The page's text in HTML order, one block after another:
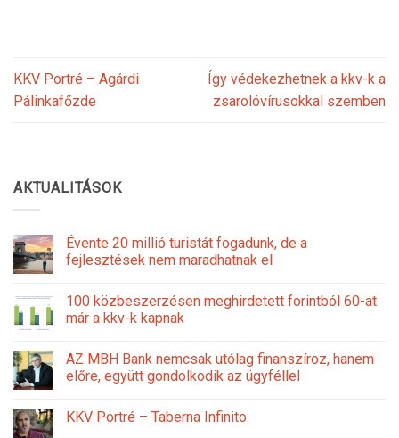
KKV Portré – Agárdi
Pálinkafőzde
Így védekezhetnek a kkv-k a
zsarolóvírusokkal szemben
AKTUALITÁSOK
Évente 20 millió turistát fogadunk, de a
fejlesztések nem maradhatnak el
100 közbeszerzésen meghirdetett forintból 60-at
már a kkv-k kapnak
AZ MBH Bank nemcsak utólag finanszíroz, hanem
előre, együtt gondolkodik az ügyféllel
KKV Portré – Taberna Infinito